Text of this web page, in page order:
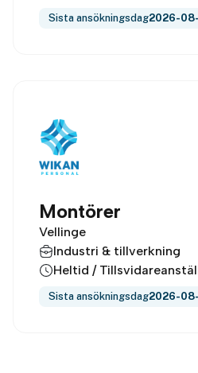
Sista ansökningsdag2026-
Montörer
Vellinge
Industri & tillverkning
Heltid /
Sista ansökningsdag2026-